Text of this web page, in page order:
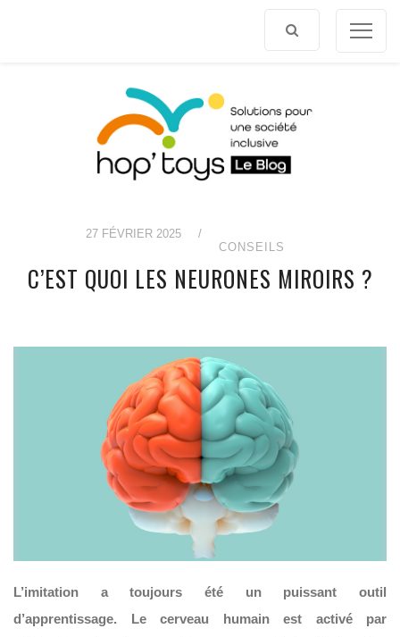
27 FÉVRIER 2025
/
CONSEILS
C’EST QUOI LES NEURONES MIROIRS ?
L’imitation a toujours été un puissant outil
d’apprentissage. Le cerveau humain est activé par